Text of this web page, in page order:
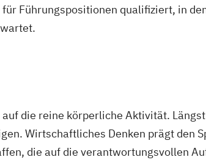
Führungspositionen qualifiziert, in
die reine körperliche Aktivität.
Wirtschaftliches Denken prägt den
die auf die verantwortungsvollen